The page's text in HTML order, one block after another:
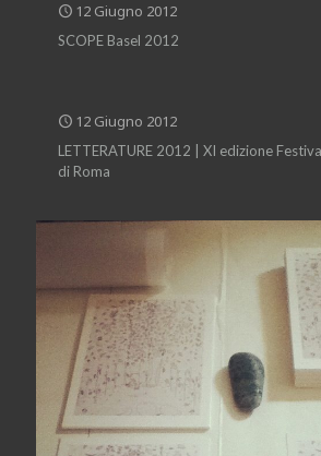
12 Giugno 2012
SCOPE Basel 2012
12 Giugno 2012
LETTERATURE 2012 | XI edizione
di Roma